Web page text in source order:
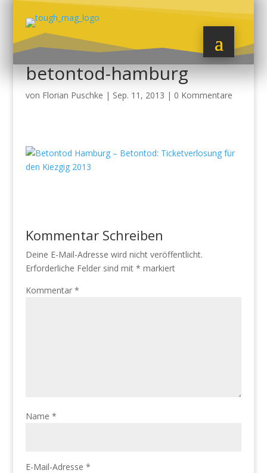
betontod-hamburg
von Florian Puschke | Sep. 11, 2013 | 0 Kommentare
Kommentar Schreiben
Deine E-Mail-Adresse wird nicht veröffentlicht.
Erforderliche Felder sind mit * markiert
Kommentar *
Name *
E-Mail-Adresse *